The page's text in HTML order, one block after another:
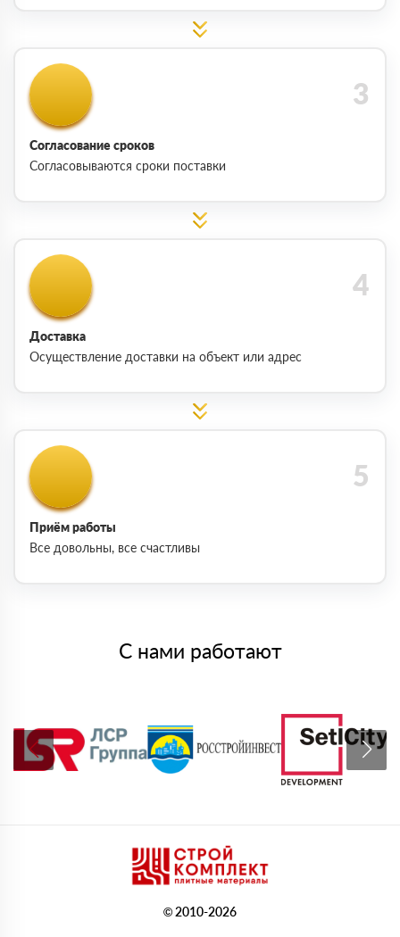
Согласование сроков
Согласовываются сроки поставки
Доставка
Осуществление доставки на объект или адрес
Приём работы
Все довольны, все счастливы
С нами работают
© 2010-2026